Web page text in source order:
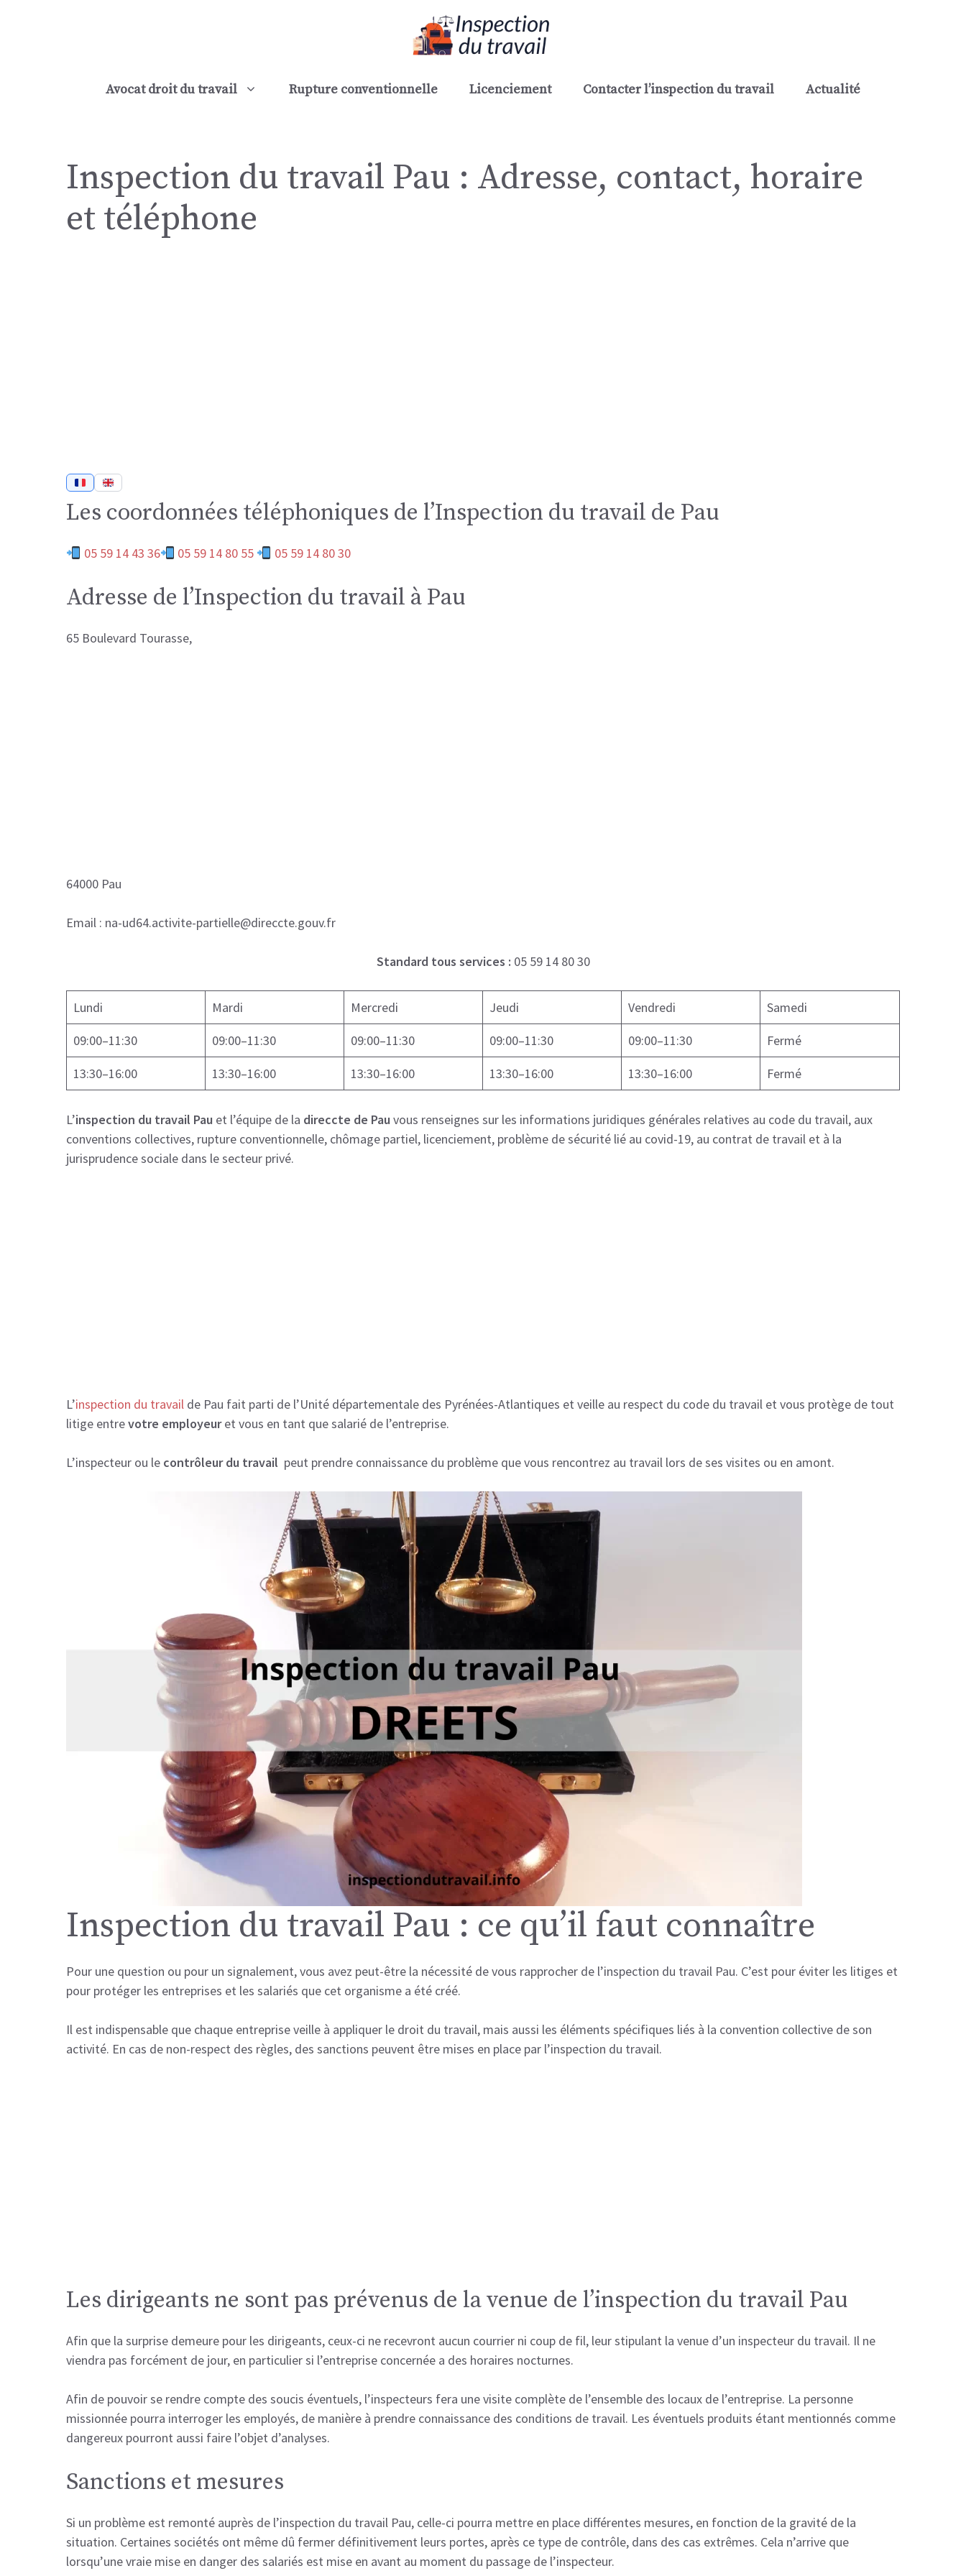
Avocat droit du travail Rupture conventionnelle Licenciement Contacter l’inspection du travail Actualité
Inspection du travail Pau : Adresse, contact, horaire
et téléphone
Les coordonnées téléphoniques de l’Inspection du travail de Pau
05 59 14 43 36 05 59 14 80 55 05 59 14 80 30
Adresse de l’Inspection du travail à Pau
65 Boulevard Tourasse,
64000 Pau
Email : na-ud64.activite-partielle@direccte.gouv.fr
Standard tous services : 05 59 14 80 30
Lundi Mardi Mercredi Jeudi Vendredi
Samedi
09:00–11:30
09:00–11:30 09:00–11:30 09:00–11:30 09:00–11:30
Fermé
13:30–16:00
13:30–16:00 13:30–16:00 13:30–16:00 13:30–16:00 Fermé
L’inspection du travail Pau et l’équipe de la direccte de Pau vous renseignes sur les informations juridiques générales relatives au code du travail, aux
conventions collectives, rupture conventionnelle, chômage partiel, licenciement, problème de sécurité lié au covid-19, au contrat de travail et à la
jurisprudence sociale dans le secteur privé.
L’inspection du travail de Pau fait parti de l’Unité départementale des Pyrénées-Atlantiques et veille au respect du code du travail et vous protège de tout
litige entrevotre employeuret vous en tant que salarié de l’entreprise.
L’inspecteur ou le contrôleur du travail peut prendre connaissance du problème que vous rencontrez au travail lors de ses visites ou en amont.
Inspection du travail Pau : ce qu’il faut connaître
Pour une question ou pour un signalement, vous avez peut-être la nécessité de vous rapprocher de l’inspection du travail Pau. C’est pour éviter les litiges et
pour protéger les entreprises et les salariés que cet organisme a été créé.
Il est indispensable que chaque entreprise veille à appliquer le droit du travail, mais aussi les éléments spécifiques liés à la convention collective de son
activité. En cas de non-respect des règles, des sanctions peuvent être mises en place par l’inspection du travail.
Les dirigeants ne sont pas prévenus de la venue de l’inspection du travail Pau
Afin que la surprise demeure pour les dirigeants, ceux-ci ne recevront aucun courrier ni coup de fil, leur stipulant la venue d’un inspecteur du travail. Il ne
viendra pas forcément de jour, en particulier si l’entreprise concernée a des horaires nocturnes.
Afin de pouvoir se rendre compte des soucis éventuels, l’inspecteurs fera une visite complète de l’ensemble des locaux de l’entreprise. La personne
missionnée pourra interroger les employés, de manière à prendre connaissance des conditions de travail. Les éventuels produits étant mentionnés comme
dangereux pourront aussi faire l’objet d’analyses.
Sanctions et mesures
Si un problème est remonté auprès de l’inspection du travail Pau, celle-ci pourra mettre en place différentes mesures, en fonction de la gravité de la
situation. Certaines sociétés ont même dû fermer définitivement leurs portes, après ce type de contrôle, dans des cas extrêmes. Cela n’arrive que
lorsqu’une vraie mise en danger des salariés est mise en avant au moment du passage de l’inspecteur.